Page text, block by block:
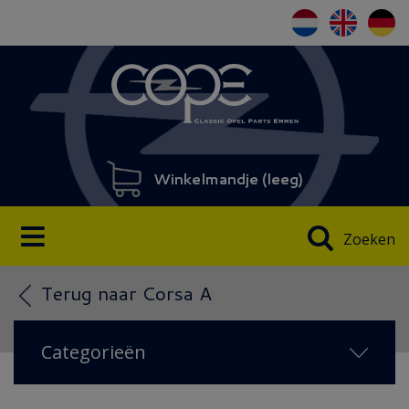
Winkelmandje (leeg)
Zoeken
Terug naar Corsa A
Categorieën
NIEUW IN 2026(108)